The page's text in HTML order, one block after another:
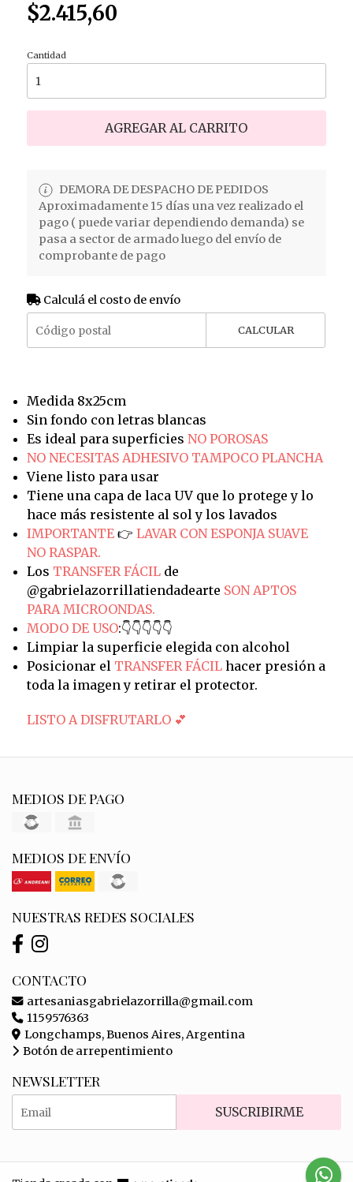
$2.415,60
Cantidad
AGREGAR AL CARRITO
DEMORA DE DESPACHO DE PEDIDOS
Aproximadamente 15 días una vez realizado el
pago ( puede variar dependiendo demanda) se
pasa a sector de armado luego del envío de
comprobante de pago
Calculá el costo de envío
CALCULAR
Medida 8x25cm
Sin fondo con letras blancas
Es ideal para superficies NO POROSAS
NO NECESITAS ADHESIVO TAMPOCO PLANCHA
Viene listo para usar
Tiene una capa de laca UV que lo protege y lo
hace más resistente al sol y los lavados
IMPORTANTE 👉 LAVAR CON ESPONJA SUAVE
NO RASPAR.
Los TRANSFER FÁCILde
@gabrielazorrillatiendadearte SON APTOS
PARA MICROONDAS.
MODO DE USO:👇👇👇👇👇
Limpiar la superficie elegida con alcohol
Posicionar el TRANSFER FÁCILhacer presión a
toda la imagen y retirar el protector.
LISTO A DISFRUTARLO 💕
MEDIOS DE PAGO
MEDIOS DE ENVÍO
NUESTRAS REDES SOCIALES
CONTACTO
artesaniasgabrielazorrilla@gmail.com
1159576363
Longchamps, Buenos Aires, Argentina
Botón de arrepentimiento
NEWSLETTER
SUSCRIBIRME